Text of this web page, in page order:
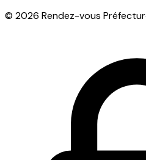
© 2026 Rendez-vous